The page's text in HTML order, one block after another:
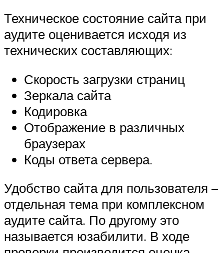
Техническое состояние сайта при
аудите оценивается исходя из
технических составляющих:
Скорость загрузки страниц
Зеркала сайта
Кодировка
Отображение в различных
браузерах
Коды ответа сервера.
Удобство сайта для пользователя –
отдельная тема при комплексном
аудите сайта. По другому это
называется юзабилити. В ходе